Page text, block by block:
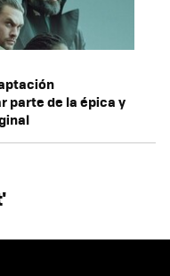
parte de la épica y